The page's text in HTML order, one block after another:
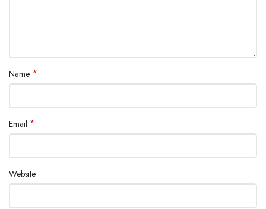
Name *
Email *
Website